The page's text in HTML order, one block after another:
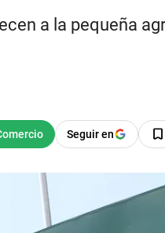
a la pequeña
Seguir en